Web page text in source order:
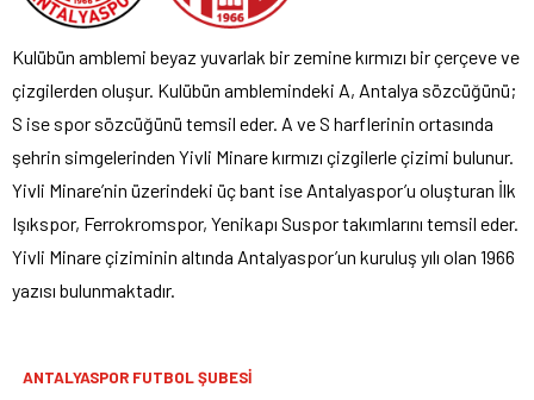
Kulübün amblemi beyaz yuvarlak bir zemine kırmızı bir çerçeve ve
çizgilerden oluşur. Kulübün amblemindeki A, Antalya sözcüğünü;
S ise spor sözcüğünü temsil eder. A ve S harflerinin ortasında
şehrin simgelerinden Yivli Minare kırmızı çizgilerle çizimi bulunur.
Yivli Minare’nin üzerindeki üç bant ise Antalyaspor’u oluşturan İlk
Işıkspor, Ferrokromspor, Yenikapı Suspor takımlarını temsil eder.
Yivli Minare çiziminin altında Antalyaspor’un kuruluş yılı olan 1966
yazısı bulunmaktadır.
ANTALYASPOR FUTBOL ŞUBESİ